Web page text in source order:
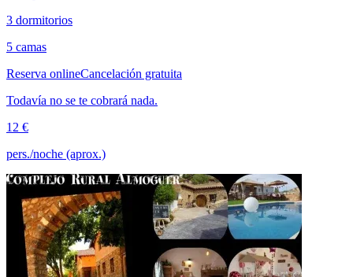
3 dormitorios
5 camas
Reserva onlineCancelación gratuita
Todavía no se te cobrará nada.
12 €
pers./noche (aprox.)